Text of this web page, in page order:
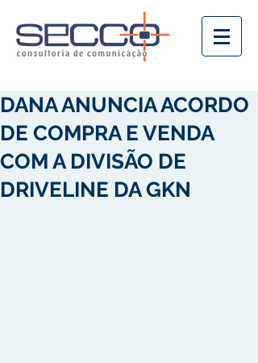
DANA ANUNCIA ACORDO
DE COMPRA E VENDA
COM A DIVISÃO DE
DRIVELINE DA GKN